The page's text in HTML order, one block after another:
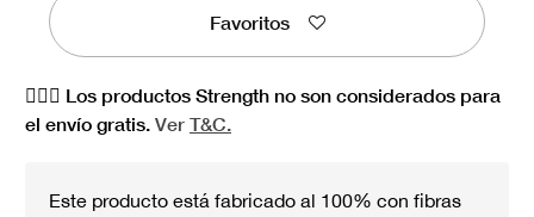
Favoritos
🏋🏻‍♀️ Los productos Strength no son considerados para
el envío gratis. Ver T&C.
Este producto está fabricado al 100% con fibras